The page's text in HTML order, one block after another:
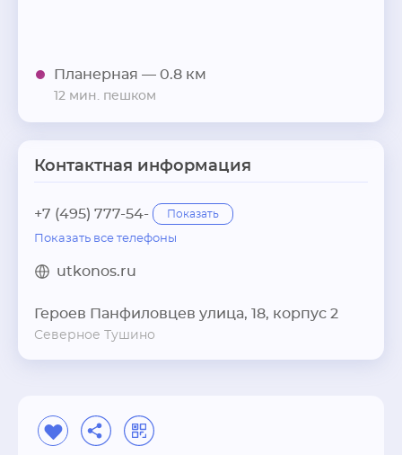
Планерная — 0.8 км
12 мин. пешком
Контактная информация
+7 (495) 777-54- Показать
Показать все телефоны
utkonos.ru
Героев Панфиловцев улица, 18, корпус 2
Северное Тушино